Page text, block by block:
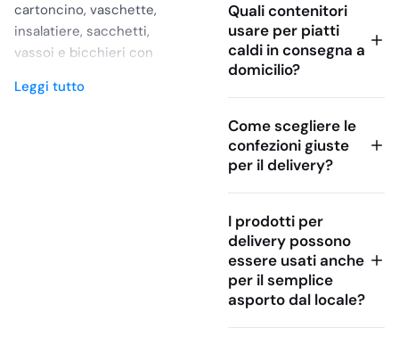
cartoncino, vaschette,
insalatiere, sacchetti,
vassoi e bicchieri con
pronti, snack, fritti, dolci
Leggi tutto
Quali contenitori
usare per piatti
caldi in consegna a
domicilio?
Come scegliere le
confezioni giuste
per il delivery?
I prodotti per
delivery possono
essere usati anche
per il semplice
asporto dal locale?